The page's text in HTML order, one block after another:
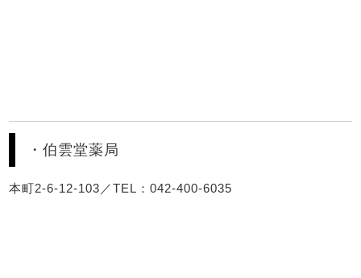
・伯雲堂薬局
本町2-6-12-103／TEL：042-400-6035